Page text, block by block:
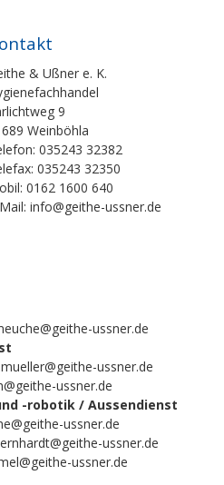
& Ußner e. K.
9
Weinböhla
035243 32382
035243 32350
0162 1600 640
info@geithe-ussner.de
ussner.de
ussner.de
ussner.de
-robotik / Aussendienst
ussner.de
ussner.de
ussner.de